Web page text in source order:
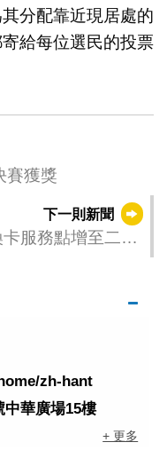
分配靠近現居處的
給每位選民的投票
賽獲獎
下一則新聞
服務點增至二十
zh-hant
中華廣場15樓
+ 更多